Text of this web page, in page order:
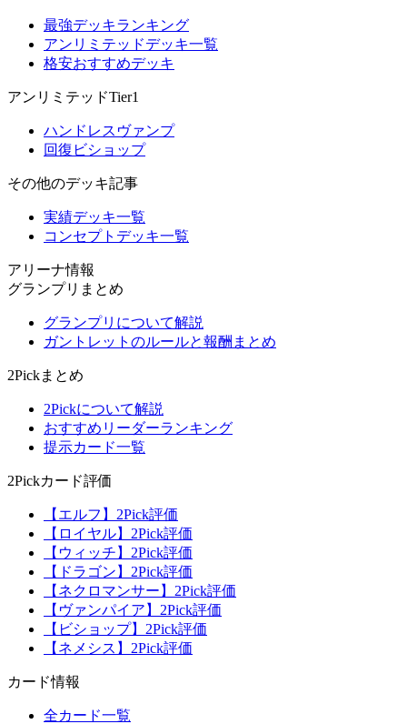
最強デッキランキング
アンリミテッドデッキ一覧
格安おすすめデッキ
アンリミテッドTier1
ハンドレスヴァンプ
回復ビショップ
その他のデッキ記事
実績デッキ一覧
コンセプトデッキ一覧
アリーナ情報
グランプリまとめ
グランプリについて解説
ガントレットのルールと報酬まとめ
2Pickまとめ
2Pickについて解説
おすすめリーダーランキング
提示カード一覧
2Pickカード評価
【エルフ】2Pick評価
【ロイヤル】2Pick評価
【ウィッチ】2Pick評価
【ドラゴン】2Pick評価
【ネクロマンサー】2Pick評価
【ヴァンパイア】2Pick評価
【ビショップ】2Pick評価
【ネメシス】2Pick評価
カード情報
全カード一覧